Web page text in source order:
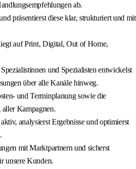
ab.
präsentierst diese klar, strukturiert und mit
auf Print, Digital, Out of Home,
und Spezialisten entwickelst
über alle Kanäle hinweg.
und Terminplanung sowie die
aller Kampagnen.
analysierst Ergebnisse und optimierst
mit Marktpartnern und sicherst
unsere Kunden.